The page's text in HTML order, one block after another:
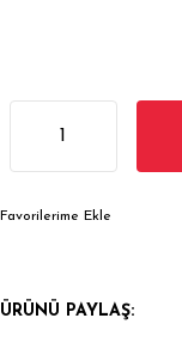
ÜRÜNÜ PAYLAŞ: